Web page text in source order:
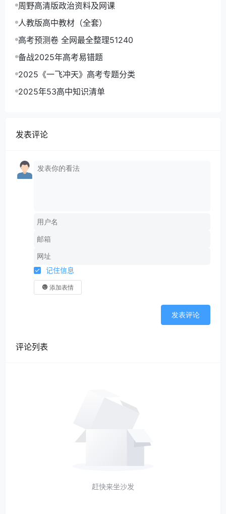
周野高清版政治资料及网课
人教版高中教材（全套）
高考预测卷 全网最全整理51240
备战2025年高考易错题
2025《一飞冲天》高考专题分类
2025年53高中知识清单
发表评论
记住信息
添加表情
发表评论
评论列表
赶快来坐沙发